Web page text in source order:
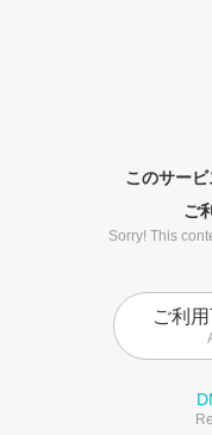
このサー
ご
Sorry! This
ご利